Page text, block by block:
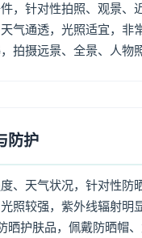
，针对性拍照、观景、
气通透，光照适宜，非
拍摄远景、全景、人物
防护
、天气状况，针对性防
照较强，紫外线辐射明
晒护肤品，佩戴防晒帽